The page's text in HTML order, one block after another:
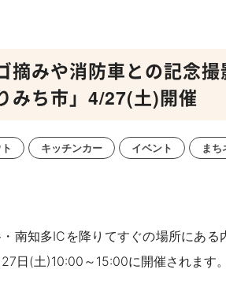
摘みや消防車との記念
みち市」4/27(土)開催
キッチンカー イベント まち
南知多ICを降りてすぐの場所にある
27日(土)10:00～15:00に開催されます